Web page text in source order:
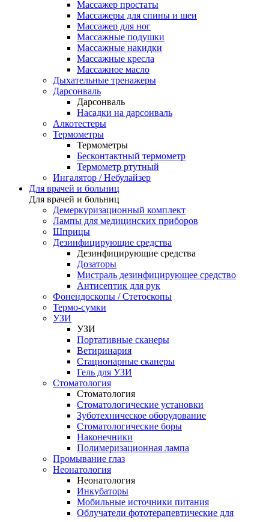
Массажер простаты
Массажеры для спины и шеи
Массажер для ног
Массажные подушки
Массажные накидки
Массажные кресла
Массажное масло
Дыхательные тренажеры
Дарсонваль
Дарсонваль
Насадки на дарсонваль
Алкотестеры
Термометры
Термометры
Бесконтактный термометр
Термометр ртутный
Ингалятор / Небулайзер
Для врачей и больниц
Для врачей и больниц
Демеркуризационный комплект
Лампы для медицинских приборов
Шприцы
Дезинфицирующие средства
Дезинфицирующие средства
Дозаторы
Мистраль дезинфицирующее средство
Антисептик для рук
Фонендоскопы / Стетоскопы
Термо-сумки
УЗИ
УЗИ
Портативные сканеры
Ветиринария
Стационарные сканеры
Гель для УЗИ
Стоматология
Стоматология
Стоматологические установки
Зуботехническое оборудование
Стоматологические боры
Наконечники
Полимеризационная лампа
Промывание глаз
Неонатология
Неонатология
Инкубаторы
Мобильные источники питания
Облучатели фототерапевтические для